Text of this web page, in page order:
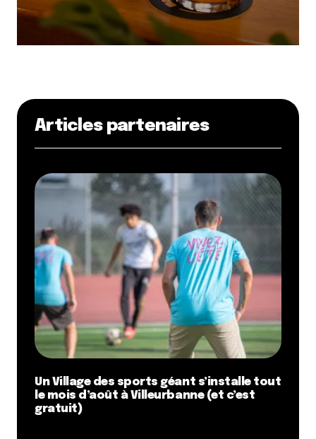
Articles partenaires
Un Village des sports géant s’installe tout
le mois d’août à Villeurbanne (et c’est
gratuit)